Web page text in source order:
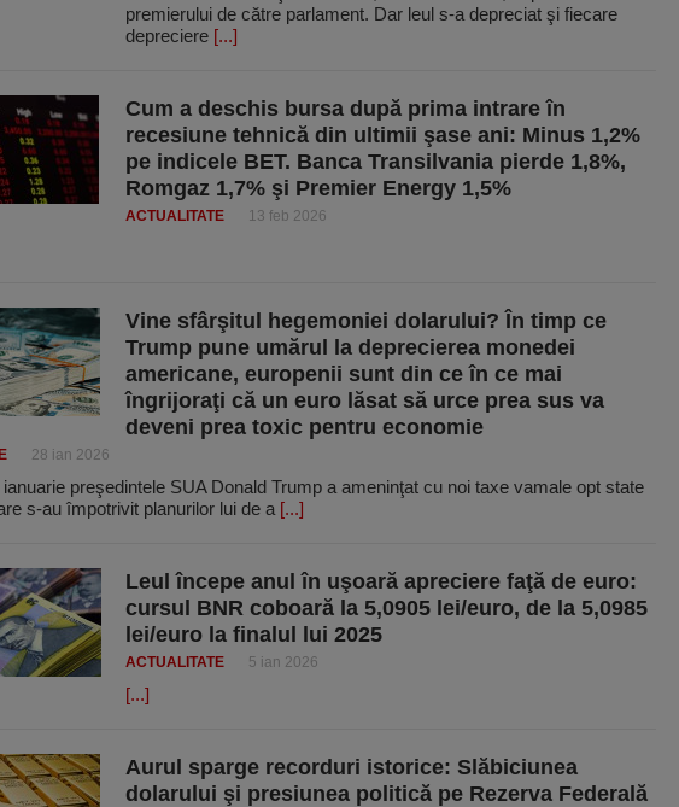
pre­mierului de către parlament. Dar leul s-a depreciat şi fiecare
depreciere [...]
Cum a deschis bursa după prima intrare în
recesiune tehnică din ultimii şase ani: Minus 1,2%
pe indicele BET. Banca Transilvania pierde 1,8%,
Romgaz 1,7% şi Premier Energy 1,5%
ACTUALITATE 13 feb 2026
Vine sfârşitul hegemoniei dolarului? În timp ce
Trump pune umărul la deprecierea monedei
americane, europenii sunt din ce în ce mai
îngrijoraţi că un euro lăsat să urce prea sus va
deveni prea toxic pentru economie
28 ian 2026
preşedintele SUA Donald Trump a ameninţat cu noi taxe vamale opt state
s-au împotrivit planurilor lui de a [...]
Leul începe anul în uşoară apreciere faţă de euro:
cursul BNR coboară la 5,0905 lei/euro, de la 5,0985
lei/euro la finalul lui 2025
ACTUALITATE 5 ian 2026
[...]
Aurul sparge recorduri istorice: Slăbiciunea
dolarului şi presiunea politică pe Rezerva Federală